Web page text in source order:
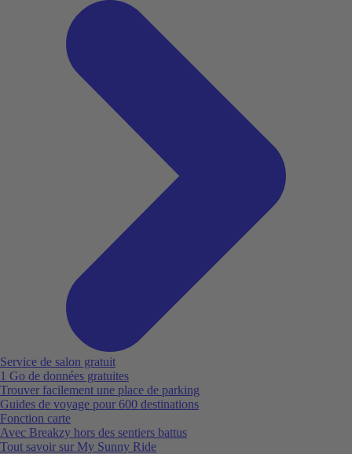
Service de salon gratuit
1 Go de données gratuites
Trouver facilement une place de parking
Guides de voyage pour 600 destinations
Fonction carte
Avec Breakzy hors des sentiers battus
Tout savoir sur My Sunny Ride